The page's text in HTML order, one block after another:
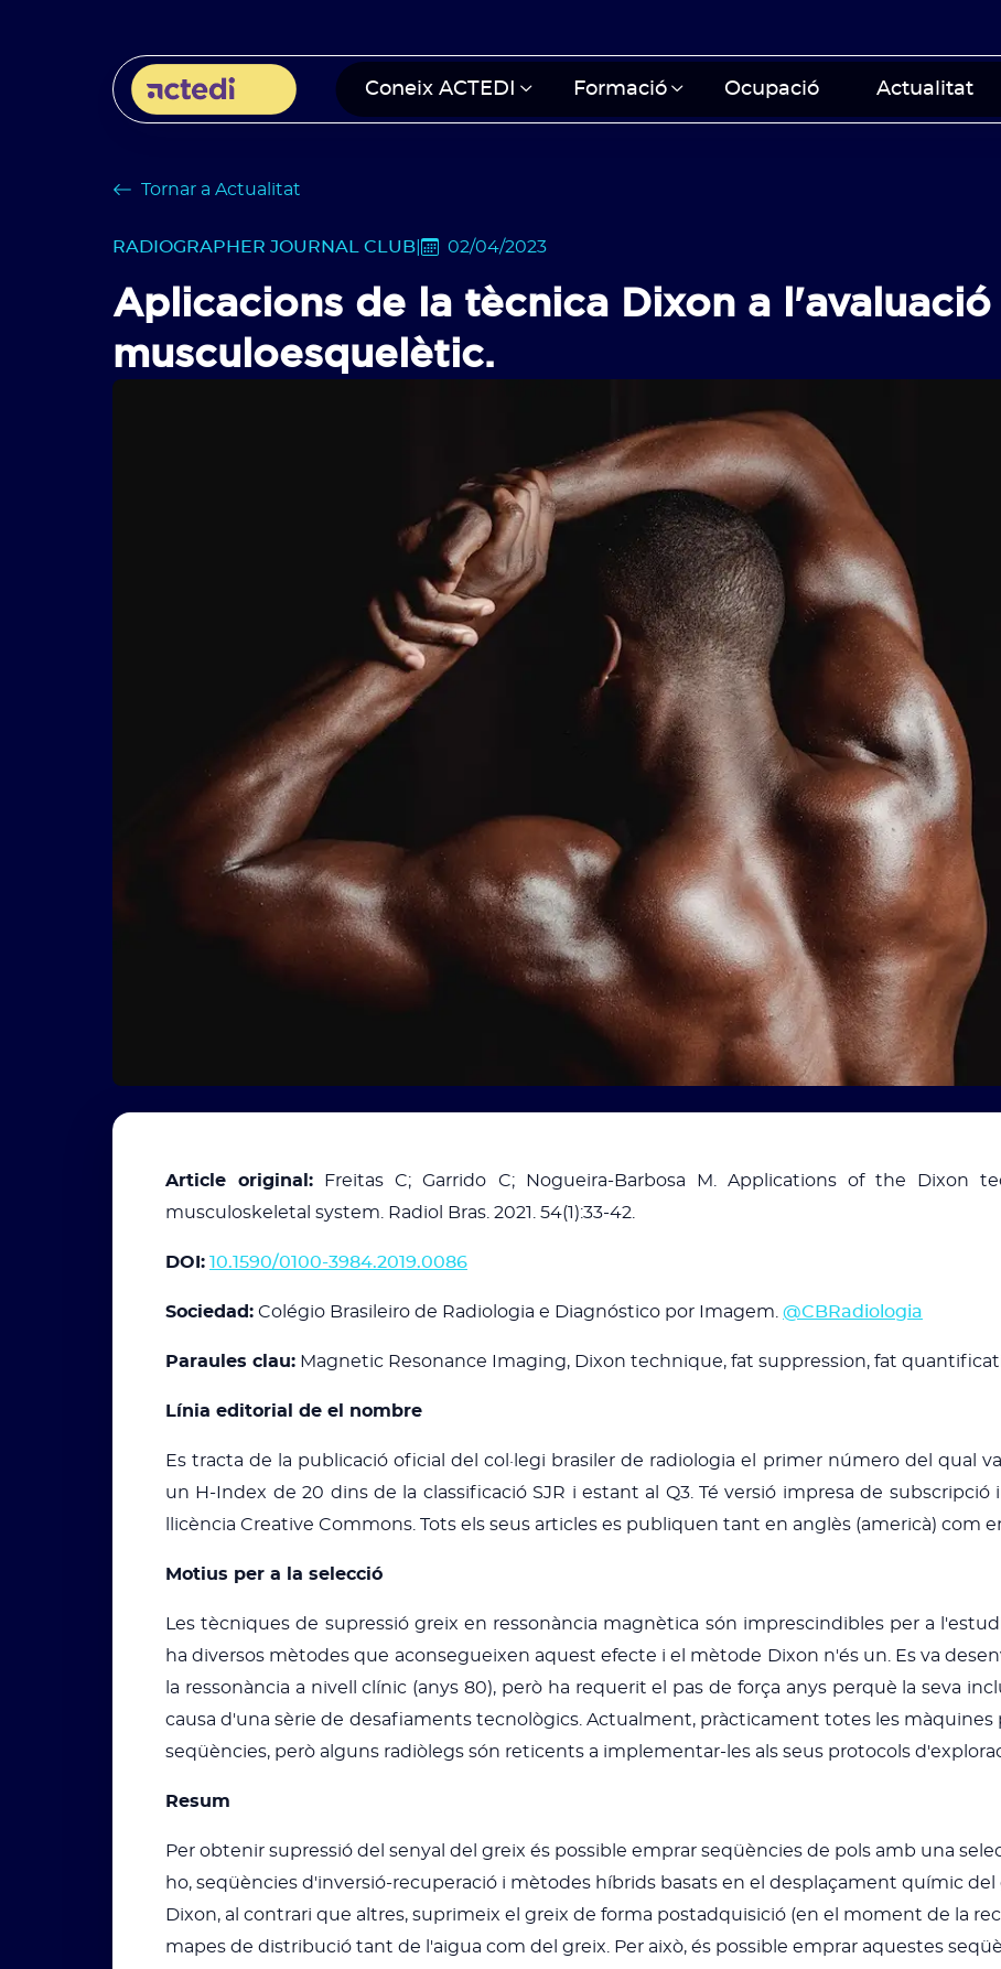
Coneix ACTEDI Formació Ocupació Actualitat
Tornar a Actualitat
RADIOGRAPHER JOURNAL CLUB 02/04/2023
Aplicacions de la tècnica Dixon a
musculoesquelètic.
Article original: Freitas C; Garrido C; Nogueira-Barbosa M. Applications of the Dixon
musculoskeletal system. Radiol Bras. 2021. 54(1):33-42.
DOI: 10.1590/0100-3984.2019.0086
Sociedad: Colégio Brasileiro de Radiologia e Diagnóstico por Imagem. @CBRadiologia
Paraules clau: Magnetic Resonance Imaging, Dixon technique, fat suppression, fat
Línia editorial de el nombre
Es tracta de la publicació oficial del col·legi brasiler de radiologia el primer número del qual
un H-Index de 20 dins de la classificació SJR i estant al Q3. Té versió impresa de subscripció
llicència Creative Commons. Tots els seus articles es publiquen tant en anglès (americà) com
Motius per a la selecció
Les tècniques de supressió greix en ressonància magnètica són imprescindibles per a
ha diversos mètodes que aconsegueixen aquest efecte i el mètode Dixon n'és un. Es va
la ressonància a nivell clínic (anys 80), però ha requerit el pas de força anys perquè la seva
causa d'una sèrie de desafiaments tecnològics. Actualment, pràcticament totes les
seqüències, però alguns radiòlegs són reticents a implementar-les als seus protocols
Resum
Per obtenir supressió del senyal del greix és possible emprar seqüències de pols amb una
ho, seqüències d'inversió-recuperació i mètodes híbrids basats en el desplaçament químic del
Dixon, al contrari que altres, suprimeix el greix de forma postadquisició (en el moment de la
mapes de distribució tant de l'aigua com del greix. Per això, és possible emprar aquestes